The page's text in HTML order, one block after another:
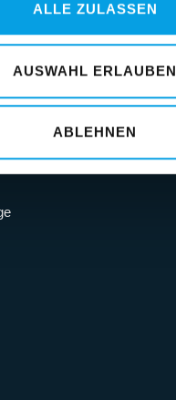
ALLE ZULASSEN
AUSWAHL ERLAUBEN
ABLEHNEN
Märkte